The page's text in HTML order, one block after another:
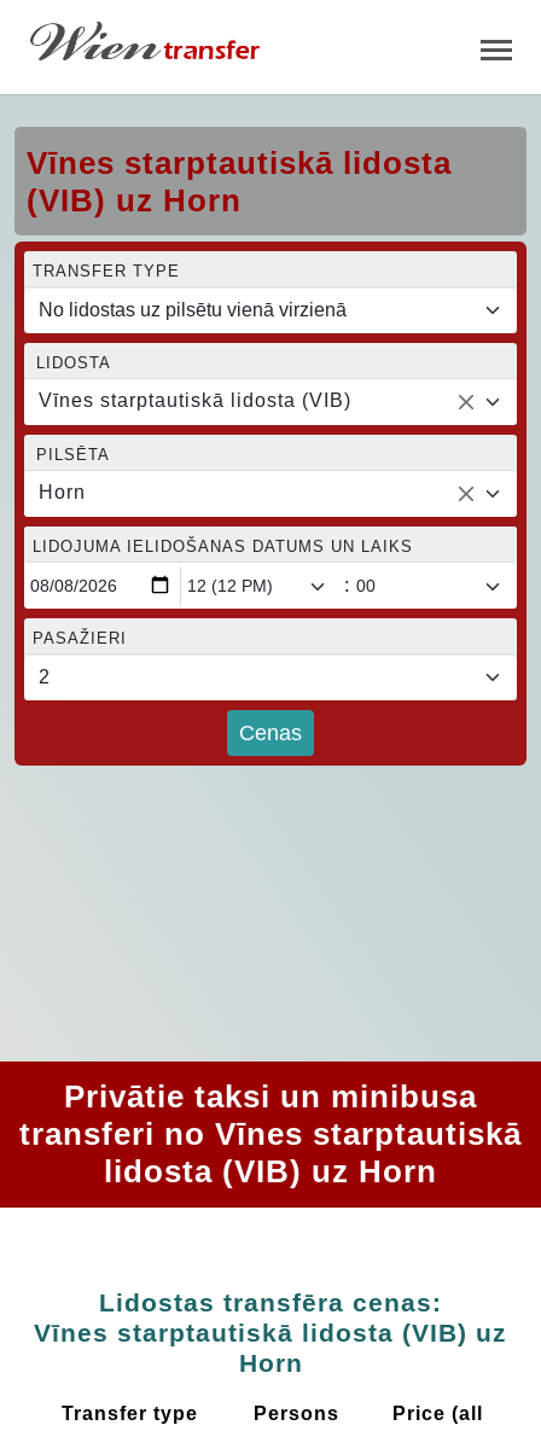
Vīnes starptautiskā lidosta
(VIB) uz Horn
TRANSFER TYPE
LIDOSTA
Vīnes starptautiskā lidosta (VIB)
PILSĒTA
Horn
LIDOJUMA IELIDOŠANAS DATUMS UN LAIKS
:
PASAŽIERI
Cenas
Privātie taksi un minibusa
transferi no Vīnes starptautiskā
lidosta (VIB) uz Horn
Lidostas transfēra cenas:
Vīnes starptautiskā lidosta (VIB) uz
Horn
Transfer type Persons
Price (all